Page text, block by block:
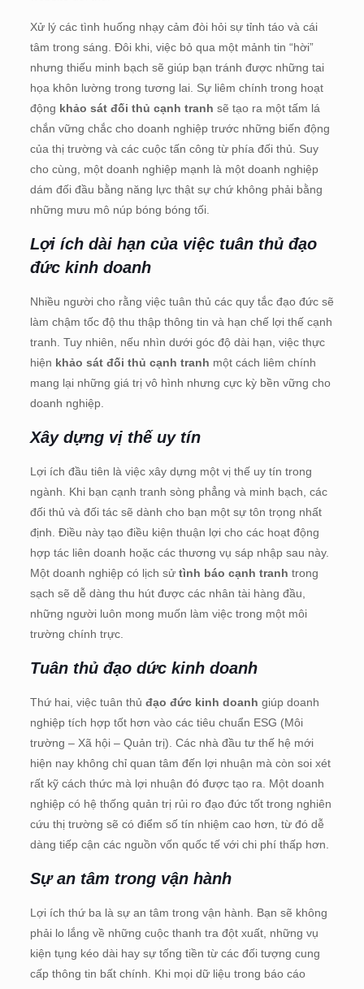
Xử lý các tình huống nhạy cảm đòi hỏi sự tỉnh táo và cái
tâm trong sáng. Đôi khi, việc bỏ qua một mảnh tin “hời”
nhưng thiếu minh bạch sẽ giúp bạn tránh được những tai
họa khôn lường trong tương lai. Sự liêm chính trong hoạt
động khảo sát đối thủ cạnh tranh sẽ tạo ra một tấm lá
chắn vững chắc cho doanh nghiệp trước những biến động
của thị trường và các cuộc tấn công từ phía đối thủ. Suy
cho cùng, một doanh nghiệp mạnh là một doanh nghiệp
dám đối đầu bằng năng lực thật sự chứ không phải bằng
những mưu mô núp bóng bóng tối.
Lợi ích dài hạn của việc tuân thủ đạo
đức kinh doanh
Nhiều người cho rằng việc tuân thủ các quy tắc đạo đức sẽ
làm chậm tốc độ thu thập thông tin và hạn chế lợi thế cạnh
tranh. Tuy nhiên, nếu nhìn dưới góc độ dài hạn, việc thực
hiện khảo sát đối thủ cạnh tranh một cách liêm chính
mang lại những giá trị vô hình nhưng cực kỳ bền vững cho
doanh nghiệp.
Xây dựng vị thế uy tín
Lợi ích đầu tiên là việc xây dựng một vị thế uy tín trong
ngành. Khi bạn cạnh tranh sòng phẳng và minh bạch, các
đối thủ và đối tác sẽ dành cho bạn một sự tôn trọng nhất
định. Điều này tạo điều kiện thuận lợi cho các hoạt động
hợp tác liên doanh hoặc các thương vụ sáp nhập sau này.
Một doanh nghiệp có lịch sử tình báo cạnh tranh trong
sạch sẽ dễ dàng thu hút được các nhân tài hàng đầu,
những người luôn mong muốn làm việc trong một môi
trường chính trực.
Tuân thủ đạo dức kinh doanh
Thứ hai, việc tuân thủ đạo đức kinh doanh giúp doanh
nghiệp tích hợp tốt hơn vào các tiêu chuẩn ESG (Môi
trường – Xã hội – Quản trị). Các nhà đầu tư thế hệ mới
hiện nay không chỉ quan tâm đến lợi nhuận mà còn soi xét
rất kỹ cách thức mà lợi nhuận đó được tạo ra. Một doanh
nghiệp có hệ thống quản trị rủi ro đạo đức tốt trong nghiên
cứu thị trường sẽ có điểm số tín nhiệm cao hơn, từ đó dễ
dàng tiếp cận các nguồn vốn quốc tế với chi phí thấp hơn.
Sự an tâm trong vận hành
Lợi ích thứ ba là sự an tâm trong vận hành. Bạn sẽ không
phải lo lắng về những cuộc thanh tra đột xuất, những vụ
kiện tụng kéo dài hay sự tống tiền từ các đối tượng cung
cấp thông tin bất chính. Khi mọi dữ liệu trong báo cáo